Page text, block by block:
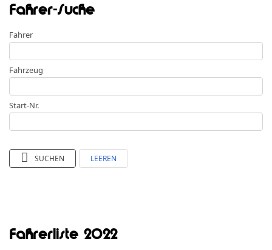
Fahrer-Suche
Fahrer
Fahrzeug
Start-Nr.
SUCHEN LEEREN
Fahrerliste 2022